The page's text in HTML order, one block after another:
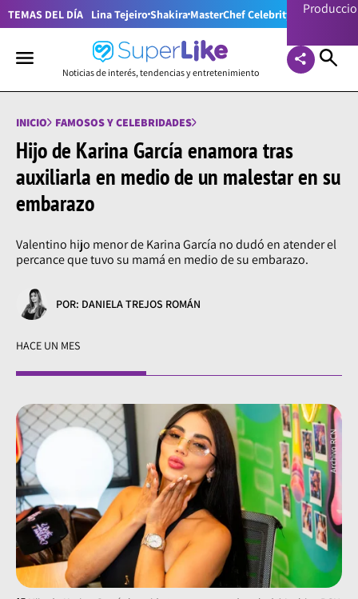
TEMAS DEL DÍA Lina TejeiroShakira MasterChef Celebrity Colombia
Noticias de interés, tendencias y entretenimiento
INICIO FAMOSOS Y CELEBRIDADES
Hijo de Karina García enamora tras
auxiliarla en medio de un malestar en su
embarazo
Valentino hijo menor de Karina García no dudó en atender el
percance que tuvo su mamá en medio de su embarazo.
POR: DANIELA TREJOS ROMÁN
HACE UN MES